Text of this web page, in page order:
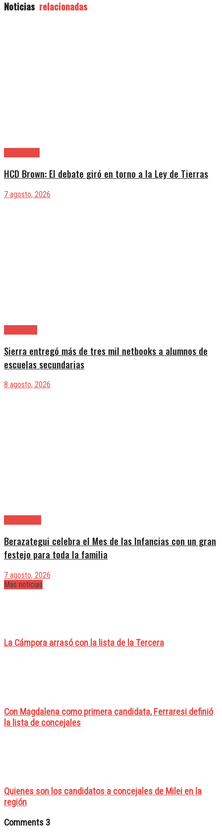
Noticias relacionadas
HCD Brown: El debate giró en torno a la Ley de Tierras
7 agosto, 2026
Sierra entregó más de tres mil netbooks a alumnos de
escuelas secundarias
8 agosto, 2026
Berazategui celebra el Mes de las Infancias con un gran
festejo para toda la familia
7 agosto, 2026
Mas noticias
La Cámpora arrasó con la lista de la Tercera
Con Magdalena como primera candidata, Ferraresi definió
la lista de concejales
Quienes son los candidatos a concejales de Milei en la
región
Comments 3